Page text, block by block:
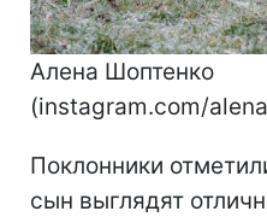
Алена Шоптенко
(instagram.com/
Поклонники
сын выглядят